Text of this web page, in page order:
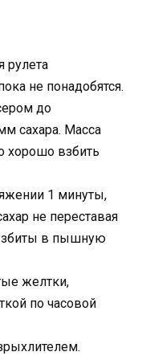
рулета
не понадобятся.
до
сахара. Масса
хорошо взбить
1 минуты,
не переставая
в пышную
желтки,
по часовой